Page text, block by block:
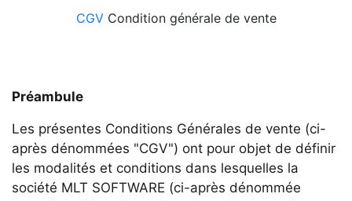
CGV Condition générale de vente
Préambule
Les présentes Conditions Générales de vente (ci-
après dénommées "CGV") ont pour objet de définir
les modalités et conditions dans lesquelles la
société MLT SOFTWARE (ci-après dénommée